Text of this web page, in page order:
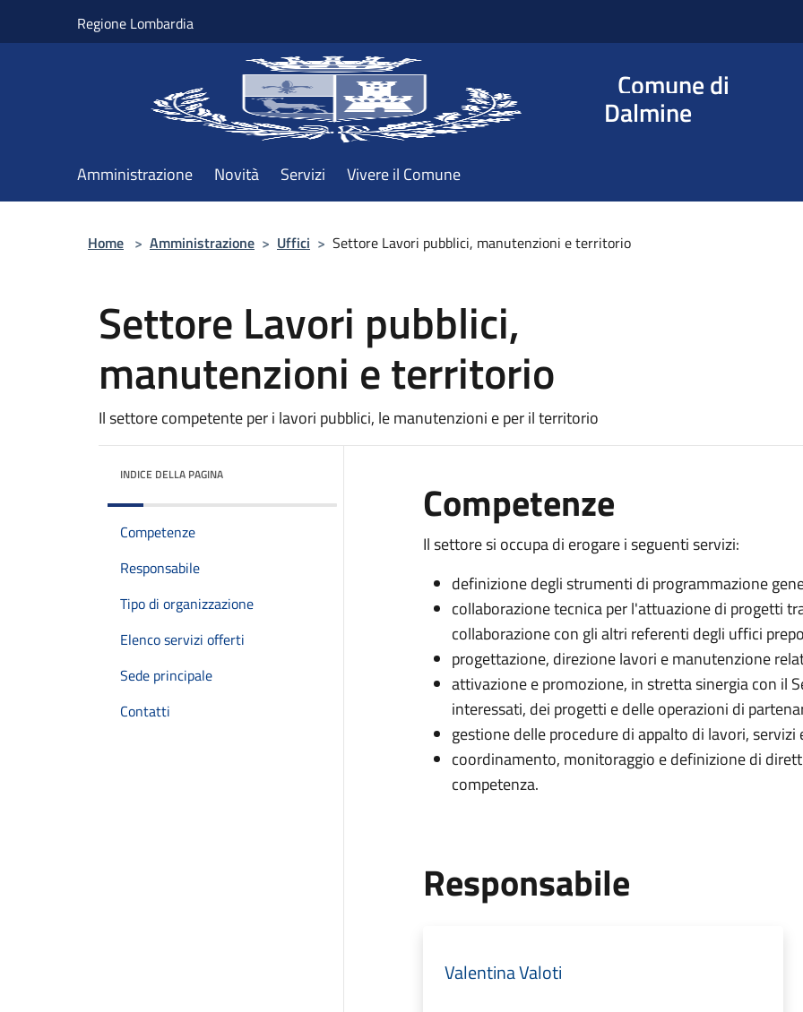
Regione Lombardia
Comune di
Dalmine
Amministrazione Novità Servizi Vivere il Comune
Home > Amministrazione > Uffici > Settore Lavori pubblici, manutenzioni e territorio
Settore Lavori pubblici,
manutenzioni e territorio
Il settore competente per i lavori pubblici, le manutenzioni e per il territorio
INDICE DELLA PAGINA
Competenze
Responsabile
Tipo di organizzazione
Elenco servizi offerti
Sede principale
Contatti
Competenze
Il settore si occupa di erogare i seguenti servizi:
definizione degli strumenti di programmazione
collaborazione tecnica per l'attuazione di progetti
collaborazione con gli altri referenti degli uffici
progettazione, direzione lavori e manutenzione
attivazione e promozione, in stretta sinergia con il
interessati, dei progetti e delle operazioni di
gestione delle procedure di appalto di lavori,
coordinamento, monitoraggio e definizione di
competenza.
Responsabile
Valentina Valoti